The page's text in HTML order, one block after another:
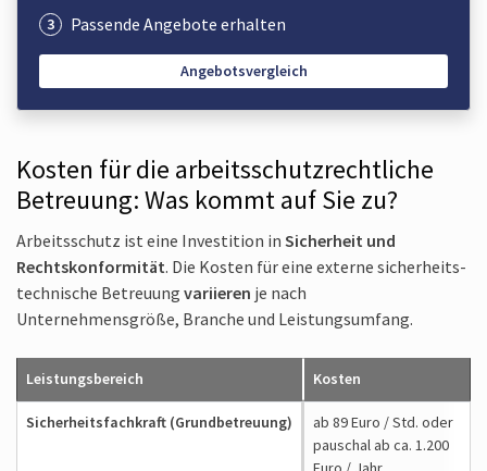
Passende Angebote erhalten
Angebotsvergleich
Kosten für die arbeitsschutz­rechtliche
Betreuung: Was kommt auf Sie zu?
Arbeitsschutz ist eine Investition in Sicherheit und
Rechtskonformität. Die Kosten für eine externe sicherheits­
technische Betreuung variieren je nach
Unternehmensgröße, Branche und Leistungsumfang.
Leistungsbereich Kosten
Sicherheits­fachkraft (Grundbetreuung)
ab 89 Euro / Std. oder
pauschal ab ca. 1.200